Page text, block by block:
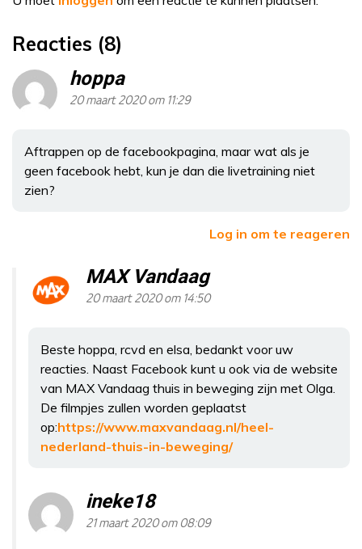
Reacties (8)
hoppa
20 maart 2020 om 11:29
Aftrappen op de facebookpagina, maar wat als je
geen facebook hebt, kun je dan die livetraining niet
zien?
Log in om te reageren
MAX Vandaag
20 maart 2020 om 14:50
Beste hoppa, rcvd en elsa, bedankt voor uw
reacties. Naast Facebook kunt u ook via de website
van MAX Vandaag thuis in beweging zijn met Olga.
De filmpjes zullen worden geplaatst
op:https://www.maxvandaag.nl/heel-
nederland-thuis-in-beweging/
ineke18
21 maart 2020 om 08:09